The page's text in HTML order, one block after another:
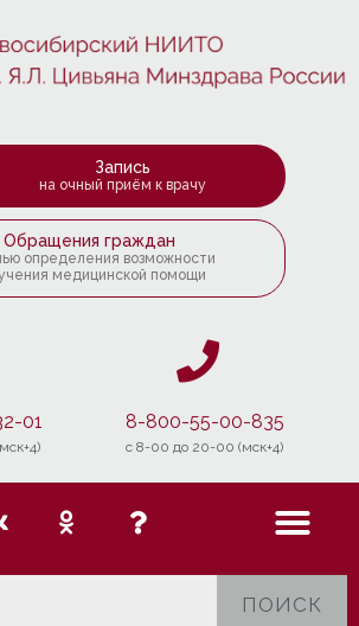
Запись
на очный приём к врачу
Обращения граждан
определения возможности
медицинской помощи
01 8-800-55-00-835
c 8-00 до 20-00 (мск+4)
ПОИСК